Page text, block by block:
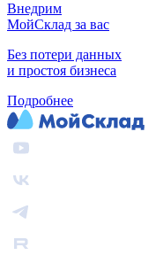
Внедрим
МойСклад за вас
Без потери данных
и простоя бизнеса
Подробнее